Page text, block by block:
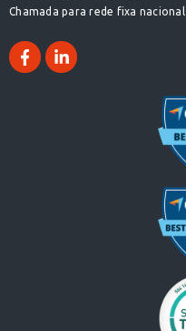
Chamada para rede fixa nacional